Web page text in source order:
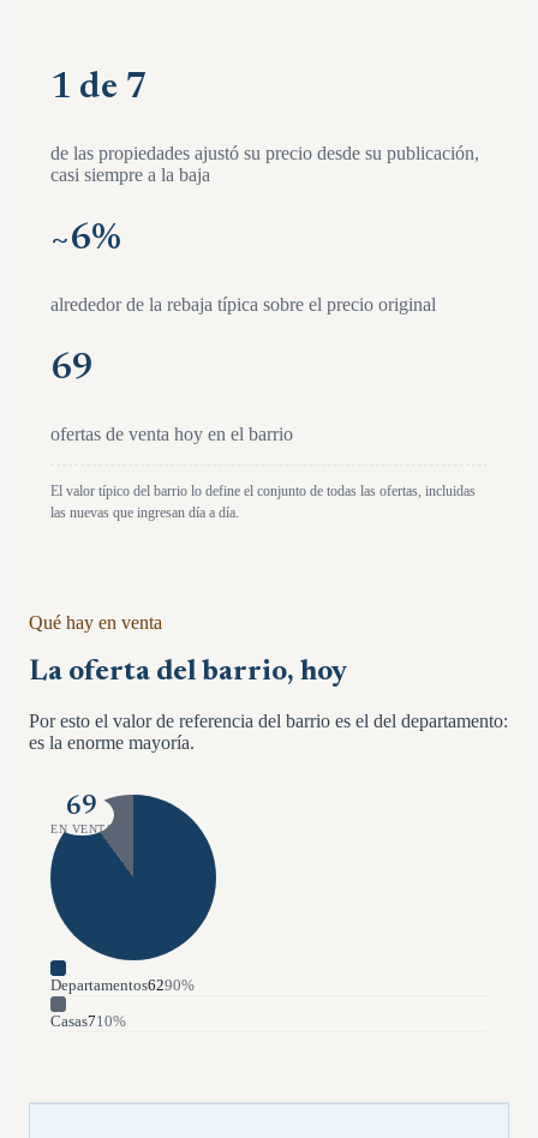
1 de 7
de las propiedades ajustó su precio desde su publicación,
casi siempre a la baja
~6%
alrededor de la rebaja típica sobre el precio original
69
ofertas de venta hoy en el barrio
El valor típico del barrio lo define el conjunto de todas las ofertas, incluidas
las nuevas que ingresan día a día.
Qué hay en venta
La oferta del barrio, hoy
Por esto el valor de referencia del barrio es el del departamento:
es la enorme mayoría.
69
EN VENTA
Departamentos6290%
Casas710%